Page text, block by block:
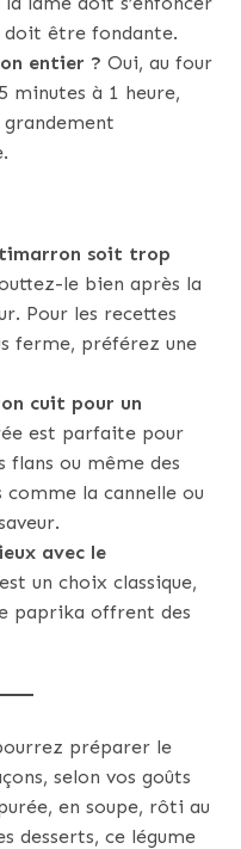
doit être fondante.
entier ? Oui, au four
minutes à 1 heure,
soit trop
le bien après la
Pour les recettes
ferme, préférez une
cuit pour un
est parfaite pour
flans ou même des
la cannelle ou
avec le
un choix classique,
paprika offrent des
préparer le
selon vos goûts
en soupe, rôti au
desserts, ce légume